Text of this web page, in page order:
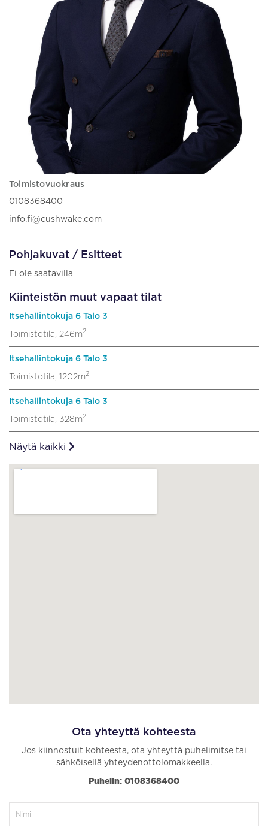
Toimistovuokraus
0108368400
info.fi@cushwake.com
Pohjakuvat / Esitteet
Ei ole saatavilla
Kiinteistön muut vapaat tilat
Itsehallintokuja 6 Talo 3
Toimistotila, 246m2
Itsehallintokuja 6 Talo 3
Toimistotila, 1202m2
Itsehallintokuja 6 Talo 3
Toimistotila, 328m2
Näytä kaikki
Ota yhteyttä kohteesta
Jos kiinnostuit kohteesta, ota yhteyttä puhelimitse tai
sähköisellä yhteydenottolomakkeella.
Puhelin: 0108368400